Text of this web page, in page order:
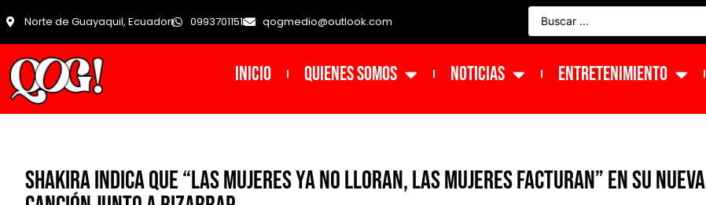
Norte de Guayaquil, Ecuador 0993701151 qogmedio@outlook.com
INICIO Quienes Somos NOTICIAS ENTRETENIMIENTO
Shakira indica que “Las mujeres ya no lloran, las mujeres facturan” en su nueva